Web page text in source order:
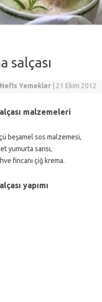
salçası
Nefis Yemekler 21 Ekim 2012
malzemeleri
beşamel sos malzemesi,
yumurta sarısı,
fincanı çiğ krema.
yapımı